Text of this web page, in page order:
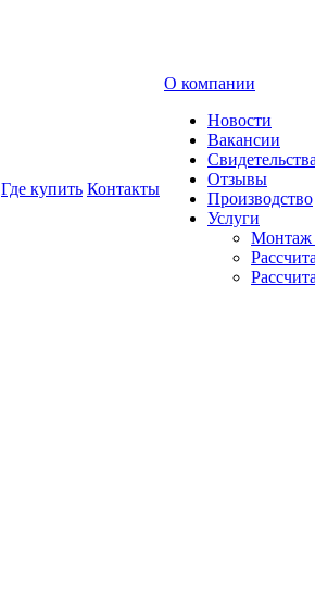
Где купить Контакты
О компании
Новости
Вакансии
Отзывы
Производство
Услуги
Монтаж